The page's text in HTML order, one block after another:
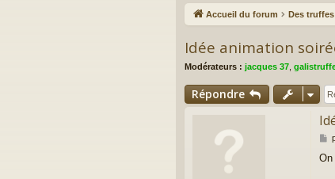
co
ci
Accueil du forum Des
Idée animation
Modérateurs : jacques 37
Répondre
M
s
On